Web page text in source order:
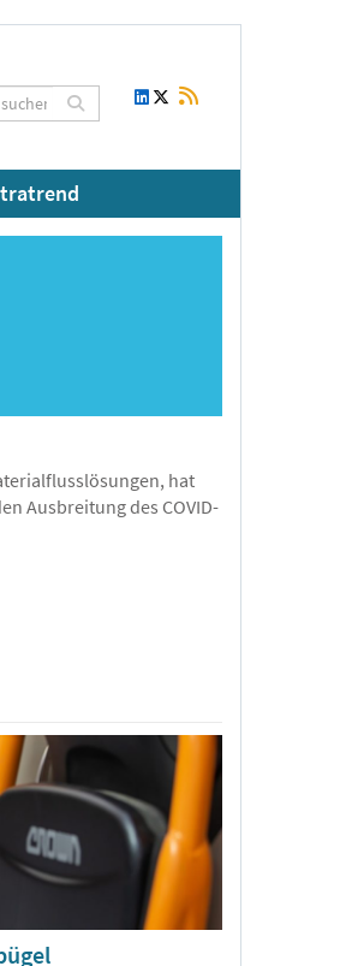
hat
Ausbreitung des COVID-